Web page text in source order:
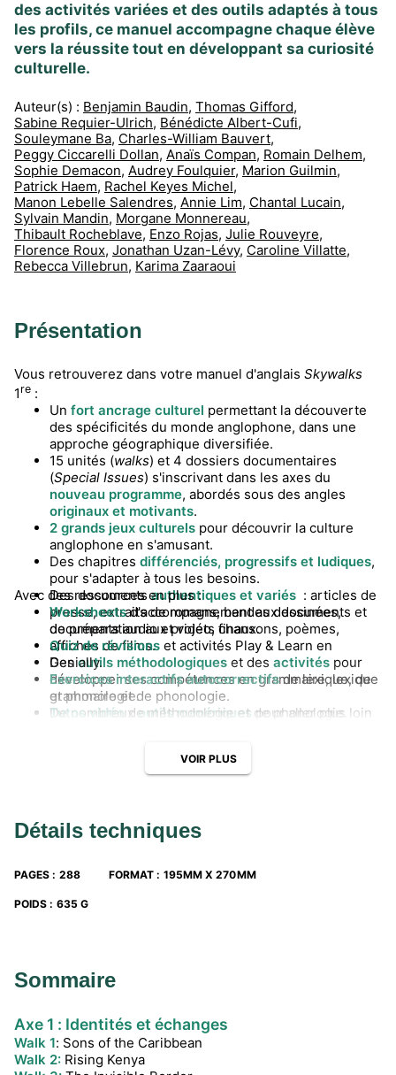
des activités variées et des outils adaptés à tous
les profils, ce manuel accompagne chaque élève
vers la réussite tout en développant sa curiosité
culturelle.
Auteur(s) : Benjamin Baudin, Thomas Gifford,
Sabine Requier-Ulrich, Bénédicte Albert-Cufi,
Souleymane Ba, Charles-William Bauvert,
Peggy Ciccarelli Dollan, Anaïs Compan, Romain Delhem,
Sophie Demacon, Audrey Foulquier, Marion Guilmin,
Patrick Haem, Rachel Keyes Michel,
Manon Lebelle Salendres, Annie Lim, Chantal Lucain,
Sylvain Mandin, Morgane Monnereau,
Thibault Rocheblave, Enzo Rojas, Julie Rouveyre,
Florence Roux, Jonathan Uzan-Lévy, Caroline Villatte,
Rebecca Villebrun, Karima Zaaraoui
Présentation
Vous retrouverez dans votre manuel d'anglais Skywalks
1 re :
Un fort ancrage culturel permettant la découverte
des spécificités du monde anglophone, dans une
approche géographique diversifiée.
15 unités (walks) et 4 dossiers documentaires
(Special Issues) s'inscrivant dans les axes du
nouveau programme, abordés sous des angles
originaux et motivants.
2 grands jeux culturels pour découvrir la culture
anglophone en s'amusant.
Des chapitres différenciés, progressifs et ludiques,
pour s'adapter à tous les besoins.
Des documentsauthentiques et variés : articles de
presse, extraits de romans, bandes dessinées,
documents audio et vidéo, chansons, poèmes,
affiches de films.
Desoutils méthodologiques et des activités pour
développer ses compétences en grammaire, lexique
et phonologie.
De nombreuxoutils numériques pour aller plus loin
Avec des ressources en plus :
Worksheetsd'accompagnement aux documents et
de préparation aux projets finaux.
Quiz de révisions et activités Play & Learn en
Genially.
Exercices interactifs autocorrectifsde lexique, de
grammaire et de phonologie.
Tutos vidéode méthodologie et de phonologie.
VOIR PLUS
Détails techniques
PAGES : 288 FORMAT : 195MM X 270MM
POIDS : 635 G
Sommaire
Axe 1 : Identités et échanges
Walk 1: Sons of the Caribbean
Walk 2: Rising Kenya